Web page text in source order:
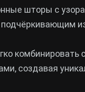
шторы с
комбинировать
создавая